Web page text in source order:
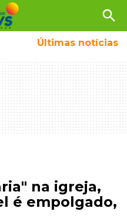
search
Últimas notícias
na igreja,
é empolgado,